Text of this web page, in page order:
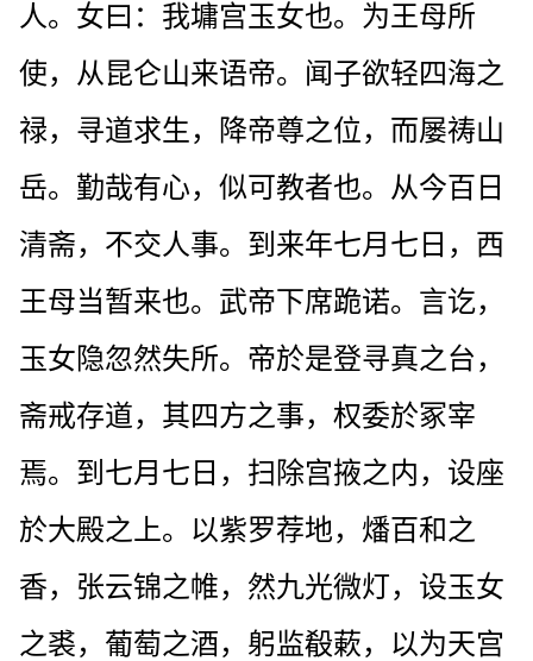
人。女曰：我墉宫玉女也。为王母所
使，从昆仑山来语帝。闻子欲轻四海之
禄，寻道求生，降帝尊之位，而屡祷山
岳。勤哉有心，似可教者也。从今百日
清斋，不交人事。到来年七月七日，西
王母当暂来也。武帝下席跪诺。言讫，
玉女隐忽然失所。帝於是登寻真之台，
斋戒存道，其四方之事，权委於冢宰
焉。到七月七日，扫除宫掖之内，设座
於大殿之上。以紫罗荐地，燔百和之
香，张云锦之帷，然九光微灯，设玉女
之裘，葡萄之酒，躬监殽蔌，以为天宫